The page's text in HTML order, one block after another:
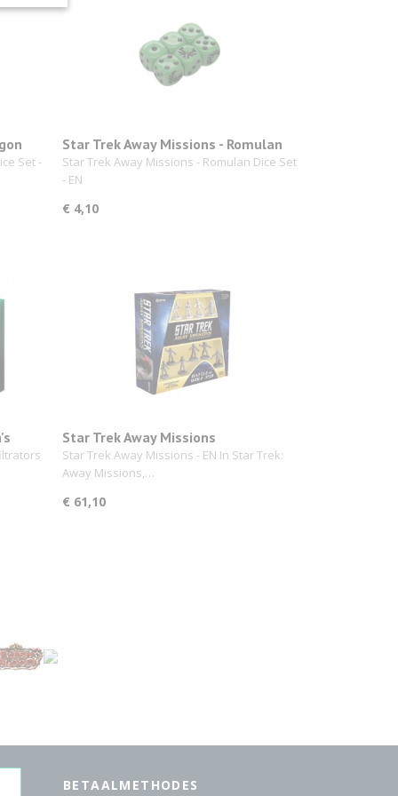
Set -
Star Trek Away Missions - Romulan
Dice Set
Star Trek Away Missions - Romulan Dice Set
- EN
€ 4,10
Star Trek Away Missions
Star Trek Away Missions - EN In Star Trek:
Away Missions,…
€ 61,10
BETAALMETHODES